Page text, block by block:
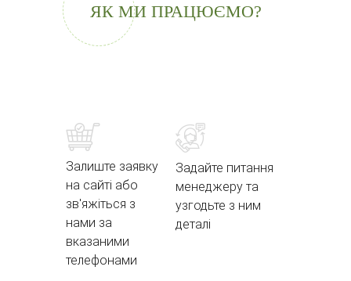
ЯК МИ ПРАЦЮЄМО?
Залиште заявку
на сайті або
зв'яжіться з
нами за
вказаними
телефонами
Задайте питання
менеджеру та
узгодьте з ним
деталі